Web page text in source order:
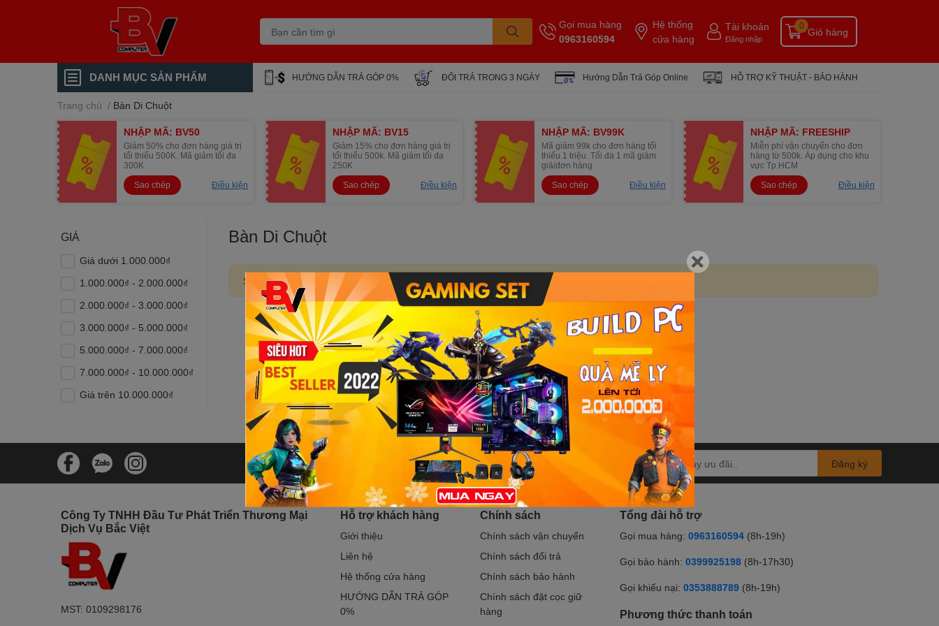
Gọi mua hàng
0963160594
Hệ thống
cửa hàng
Tài khoản
Đăng nhập
Giỏ hàng
0
DANH MỤC SẢN PHẨM HƯỚNG DẪN TRẢ GÓP 0% ĐỔI TRẢ TRONG 3 NGÀY Hướng Dẫn Trả Góp Online HỖ TRỢ KỸ THUẬT - BẢO HÀNH
Trang chủ / Bàn Di Chuột
NHẬP MÃ: BV50
Giảm 50% cho đơn hàng giá trị
tối thiểu 500K. Mã giảm tối đa
300K
Sao chép
Điều kiện
NHẬP MÃ: BV15
Giảm 15% cho đơn hàng giá trị
tối thiểu 500k. Mã giảm tối đa
250K
Sao chép
Điều kiện
NHẬP MÃ: BV99K
Mã giảm 99k cho đơn hàng tối
thiểu 1 triệu. Tối đa 1 mã giảm
giá/đơn hàng.
Sao chép
Điều kiện
NHẬP MÃ: FREESHIP
Miễn phí vận chuyển cho đơn
hàng từ 500k. Áp dụng cho khu
vực Tp.HCM
Sao chép
Điều kiện
GIÁ
Giá dưới 1.000.000₫
1.000.000₫ - 2.000.000₫
2.000.000₫ - 3.000.000₫
3.000.000₫ - 5.000.000₫
5.000.000₫ - 7.000.000₫
7.000.000₫ - 10.000.000₫
Giá trên 10.000.000₫
Bàn Di Chuột
Sản phẩm đang được cập nhật.
Bạn muốn nhận khuyến mãi đặc biệt?
Đăng ký ngay.
Đăng ký
Công Ty TNHH Đầu Tư Phát Triển Thương Mại
Dịch Vụ Bắc Việt
MST: 0109298176
Hỗ trợ khách hàng
Giới thiệu
Liên hệ
Hệ thống cửa hàng
HƯỚNG DẪN TRẢ GÓP
0%
Chính sách
Chính sách vận chuyển
Chính sách đổi trả
Chính sách bảo hành
Chính sách đặt cọc giữ
hàng
Tổng đài hỗ trợ
Gọi mua hàng: 0963160594 (8h-19h)
Gọi bảo hành: 0399925198 (8h-17h30)
Gọi khiếu nại: 0353888789 (8h-19h)
Phương thức thanh toán